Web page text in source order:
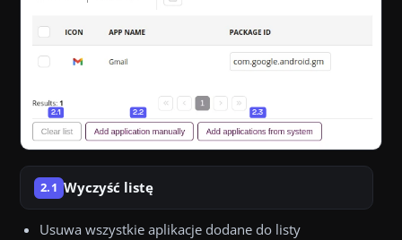
2.1 Wyczyść listę
Usuwa wszystkie aplikacje dodane do listy